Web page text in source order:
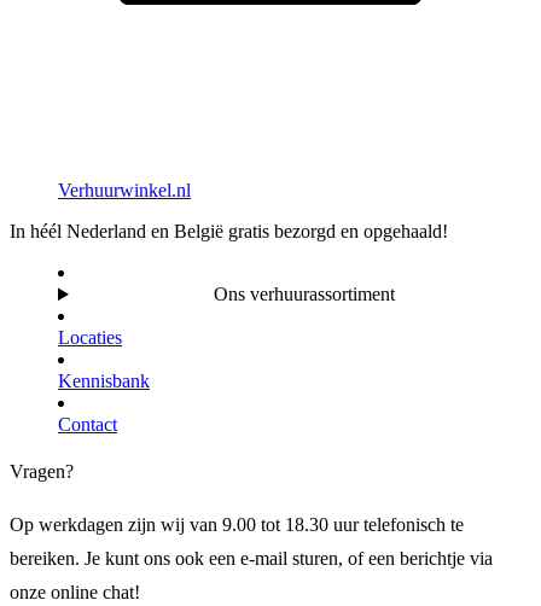
Verhuurwinkel.nl
In héél Nederland en België gratis bezorgd en opgehaald!
Ons verhuurassortiment
Locaties
Kennisbank
Contact
Vragen?
Op werkdagen zijn wij van 9.00 tot 18.30 uur telefonisch te
bereiken. Je kunt ons ook een e-mail sturen, of een berichtje via
onze online chat!